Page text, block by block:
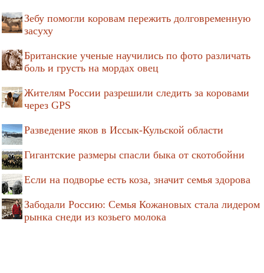
Зебу помогли коровам пережить долговременную
засуху
Британские ученые научились по фото различать
боль и грусть на мордах овец
Жителям России разрешили следить за коровами
через GPS
Разведение яков в Иссык-Кульской области
Гигантские размеры спасли быка от скотобойни
Если на подворье есть коза, значит семья здорова
Забодали Россию: Семья Кожановых стала лидером
рынка снеди из козьего молока